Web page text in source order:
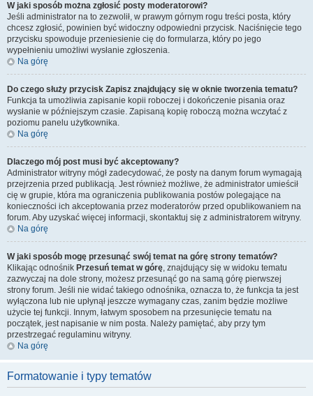
W jaki sposób można zgłosić posty moderatorowi?
Jeśli administrator na to zezwolił, w prawym górnym rogu treści posta, który
chcesz zgłosić, powinien być widoczny odpowiedni przycisk. Naciśnięcie tego
przycisku spowoduje przeniesienie cię do formularza, który po jego
wypełnieniu umożliwi wysłanie zgłoszenia.
Na górę
Do czego służy przycisk Zapisz znajdujący się w oknie tworzenia tematu?
Funkcja ta umożliwia zapisanie kopii roboczej i dokończenie pisania oraz
wysłanie w późniejszym czasie. Zapisaną kopię roboczą można wczytać z
poziomu panelu użytkownika.
Na górę
Dlaczego mój post musi być akceptowany?
Administrator witryny mógł zadecydować, że posty na danym forum wymagają
przejrzenia przed publikacją. Jest również możliwe, że administrator umieścił
cię w grupie, która ma ograniczenia publikowania postów polegające na
konieczności ich akceptowania przez moderatorów przed opublikowaniem na
forum. Aby uzyskać więcej informacji, skontaktuj się z administratorem witryny.
Na górę
W jaki sposób mogę przesunąć swój temat na górę strony tematów?
Klikając odnośnik Przesuń temat w górę, znajdujący się w widoku tematu
zazwyczaj na dole strony, możesz przesunąć go na samą górę pierwszej
strony forum. Jeśli nie widać takiego odnośnika, oznacza to, że funkcja ta jest
wyłączona lub nie upłynął jeszcze wymagany czas, zanim będzie możliwe
użycie tej funkcji. Innym, łatwym sposobem na przesunięcie tematu na
początek, jest napisanie w nim posta. Należy pamiętać, aby przy tym
przestrzegać regulaminu witryny.
Na górę
Formatowanie i typy tematów